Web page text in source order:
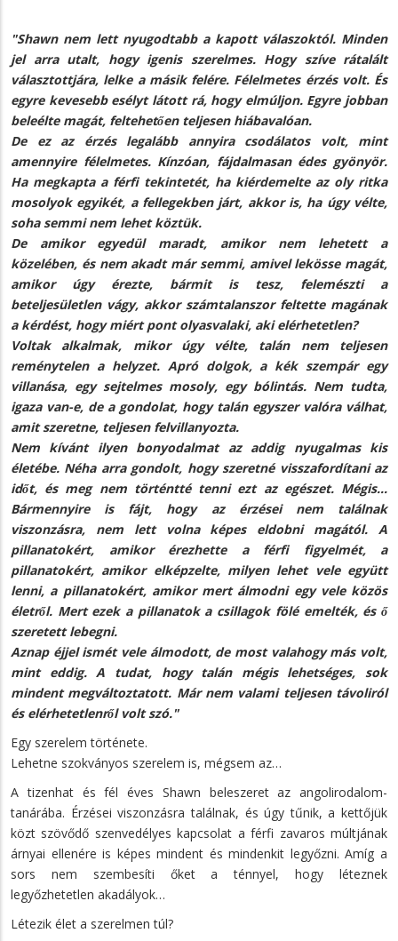
"Shawn nem lett nyugodtabb a kapott válaszoktól. Minden
jel arra utalt, hogy igenis szerelmes. Hogy szíve rátalált
választottjára, lelke a másik felére. Félelmetes érzés volt. És
egyre kevesebb esélyt látott rá, hogy elmúljon. Egyre jobban
beleélte magát, feltehetően teljesen hiábavalóan.
De ez az érzés legalább annyira csodálatos volt, mint
amennyire félelmetes. Kínzóan, fájdalmasan édes gyönyör.
Ha megkapta a férfi tekintetét, ha kiérdemelte az oly ritka
mosolyok egyikét, a fellegekben járt, akkor is, ha úgy vélte,
soha semmi nem lehet köztük.
De amikor egyedül maradt, amikor nem lehetett a
közelében, és nem akadt már semmi, amivel lekösse magát,
amikor úgy érezte, bármit is tesz, felemészti a
beteljesületlen vágy, akkor számtalanszor feltette magának
a kérdést, hogy miért pont olyasvalaki, aki elérhetetlen?
Voltak alkalmak, mikor úgy vélte, talán nem teljesen
reménytelen a helyzet. Apró dolgok, a kék szempár egy
villanása, egy sejtelmes mosoly, egy bólintás. Nem tudta,
igaza van-e, de a gondolat, hogy talán egyszer valóra válhat,
amit szeretne, teljesen felvillanyozta.
Nem kívánt ilyen bonyodalmat az addig nyugalmas kis
életébe. Néha arra gondolt, hogy szeretné visszafordítani az
időt, és meg nem történtté tenni ezt az egészet. Mégis…
Bármennyire is fájt, hogy az érzései nem találnak
viszonzásra, nem lett volna képes eldobni magától. A
pillanatokért, amikor érezhette a férfi figyelmét, a
pillanatokért, amikor elképzelte, milyen lehet vele együtt
lenni, a pillanatokért, amikor mert álmodni egy vele közös
életről. Mert ezek a pillanatok a csillagok fölé emelték, és ő
szeretett lebegni.
Aznap éjjel ismét vele álmodott, de most valahogy más volt,
mint eddig. A tudat, hogy talán mégis lehetséges, sok
mindent megváltoztatott. Már nem valami teljesen távoliról
és elérhetetlenről volt szó."
Egy szerelem története.
Lehetne szokványos szerelem is, mégsem az…
A tizenhat és fél éves Shawn beleszeret az angolirodalom-
tanárába. Érzései viszonzásra találnak, és úgy tűnik, a kettőjük
közt szövődő szenvedélyes kapcsolat a férfi zavaros múltjának
árnyai ellenére is képes mindent és mindenkit legyőzni. Amíg a
sors nem szembesíti őket a ténnyel, hogy léteznek
legyőzhetetlen akadályok…
Létezik élet a szerelmen túl?